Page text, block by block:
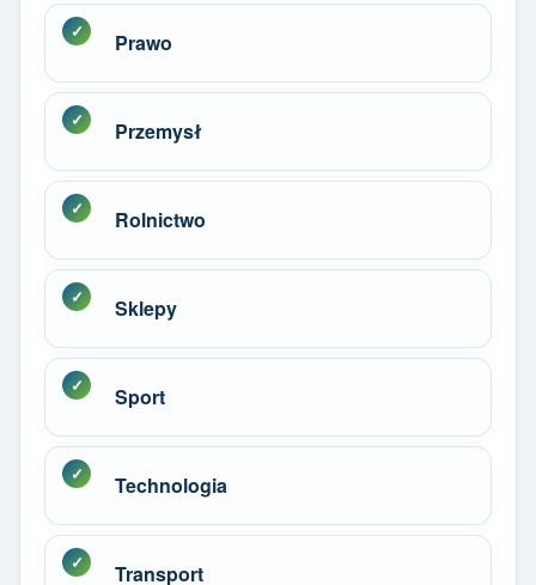
Prawo
Przemysł
Rolnictwo
Sklepy
Sport
Technologia
Transport